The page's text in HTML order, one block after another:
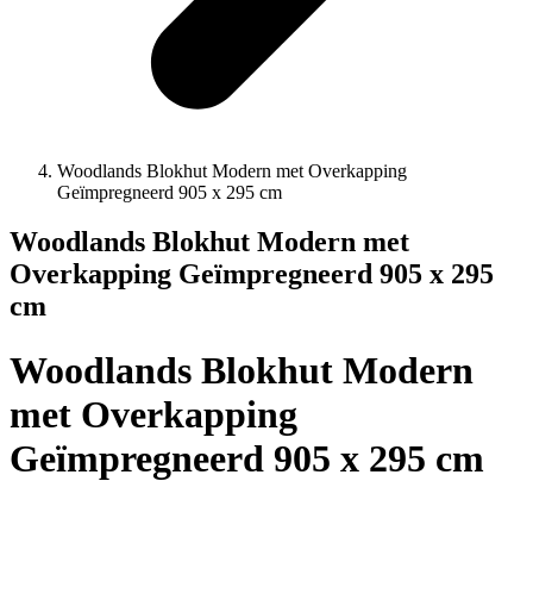
Woodlands Blokhut Modern met Overkapping
Geïmpregneerd 905 x 295 cm
Woodlands Blokhut Modern met
Overkapping Geïmpregneerd 905 x 295
cm
Woodlands Blokhut Modern
met Overkapping
Geïmpregneerd 905 x 295 cm